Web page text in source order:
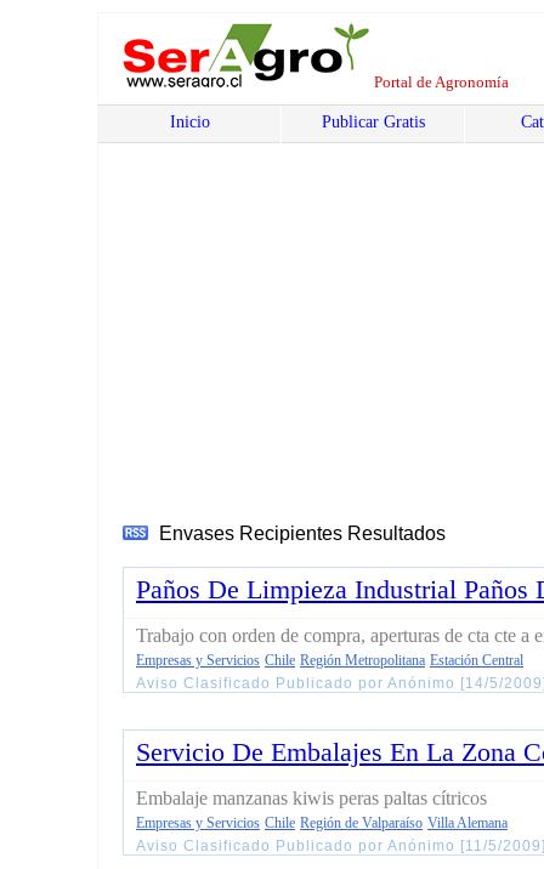
Portal de Agronomía
Inicio Publicar Gratis
Envases Recipientes Resultados
Paños De Limpieza Industrial Paños
Trabajo con orden de compra, aperturas de cta cte a
Empresas y Servicios Chile Región Metropolitana Estación Central
Aviso Clasificado Publicado por Anónimo [14/5/
Servicio De Embalajes En La Zona
Embalaje manzanas kiwis peras paltas cítricos
Empresas y Servicios Chile Región de Valparaíso Villa Alemana
Aviso Clasificado Publicado por Anónimo [11/5/